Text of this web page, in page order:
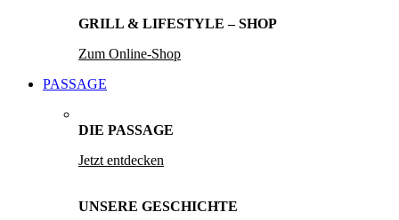
GRILL & LIFESTYLE – SHOP
Zum Online-Shop
PASSAGE
DIE PASSAGE
Jetzt entdecken
UNSERE GESCHICHTE